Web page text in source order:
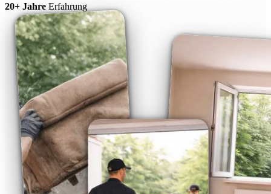
20+ Jahre Erfahrung